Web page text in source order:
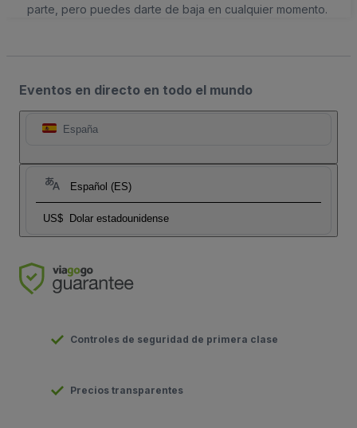
parte, pero puedes darte de baja en cualquier momento.
Eventos en directo en todo el mundo
España
Español (ES)
US$ Dolar estadounidense
Controles de seguridad de primera clase
Precios transparentes